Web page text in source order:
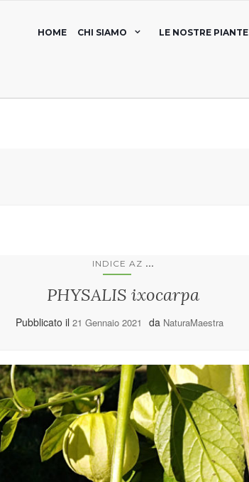
HOME CHI SIAMO LE NOSTRE PIANTE
INDICE AZ ...
PHYSALIS ixocarpa
Pubblicato il 21 Gennaio 2021 da NaturaMaestra